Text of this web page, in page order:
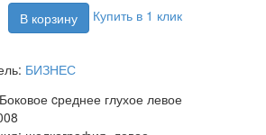
Купить в 1 клик
БИЗНЕС
Боковое cреднее глухое левое